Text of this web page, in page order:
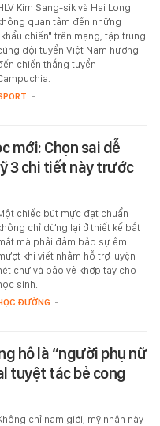
Kim Sang-sik và Hai Long
quan tâm đến những
chiến" trên mạng, tập trung
đội tuyển Việt Nam hướng
chiến thắng tuyển
-
mới: Chọn sai dễ
3 chi tiết này trước
chiếc bút mực đạt chuẩn
chỉ dừng lại ở thiết kế bắt
mà phải đảm bảo sự êm
khi viết nhằm hỗ trợ luyện
chữ và bảo vệ khớp tay cho
sinh.
ĐƯỜNG -
hô là “người phụ nữ
tuyệt tác bẻ cong
chỉ nam giới, mỹ nhân này